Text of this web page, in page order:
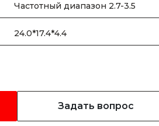
Частотный диапазон 2.7-3.5
24.0*17.4*4.4
Задать вопрос